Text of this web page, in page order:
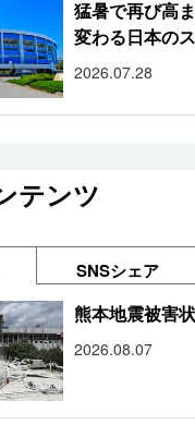
猛暑で再び高
変わる日本の
2026.07.28
テンツ
SNSシェア
熊本地震被害
2026.08.07